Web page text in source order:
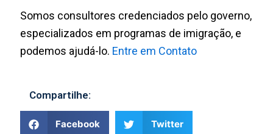
Somos consultores credenciados pelo governo,
especializados em programas de imigração, e
podemos ajudá-lo. Entre em Contato
Compartilhe:
Facebook Twitter